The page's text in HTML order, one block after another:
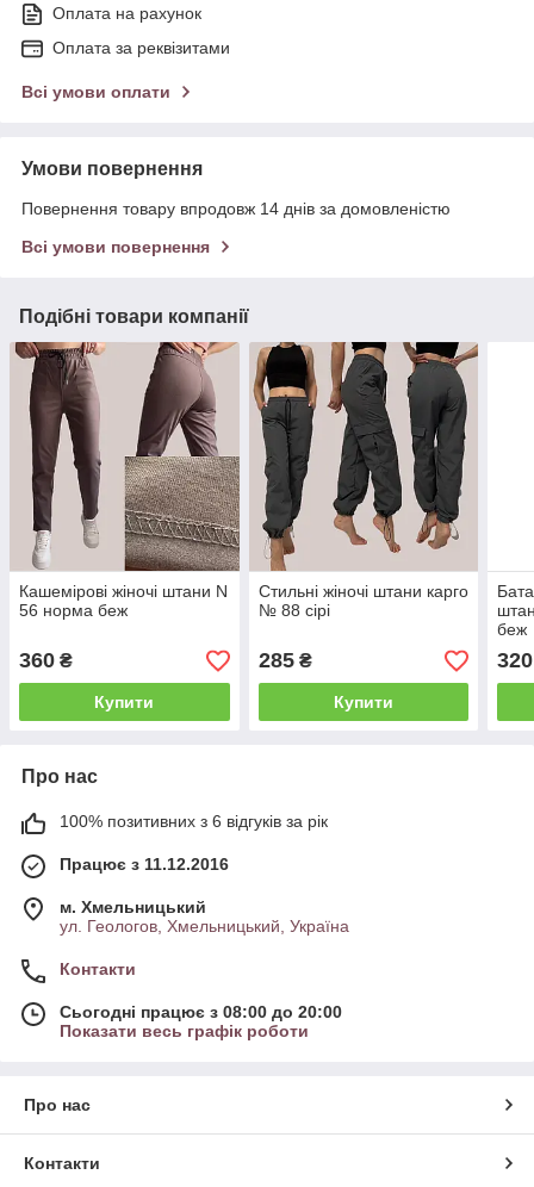
Оплата на рахунок
Оплата за реквізитами
Всі умови оплати
Умови повернення
Повернення товару впродовж 14 днів за домовленістю
Всі умови повернення
Подібні товари компанії
Кашемірові жіночі штани N
56 норма беж
360 ₴
Купити
Стильні жіночі штани карго
№ 88 сірі
285₴
Купити
беж
320
Про нас
100% позитивних з 6 відгуків за рік
Працює з 11.12.2016
м. Хмельницький
ул. Геологов, Хмельницький, Україна
Контакти
Сьогодні працює з 08:00 до 20:00
Показати весь графік роботи
Про нас
Контакти